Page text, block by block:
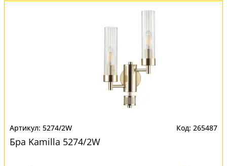
5274/2W 265487
Бра Kamilla 5274/2W